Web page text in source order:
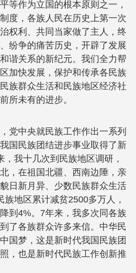
等作为立国的根本原则之一，
度，各族人民在历史上第一次
权利、共同当家做了主人，终
纷争的痛苦历史，开辟了发展
谐关系的新纪元。我们全力帮
加快发展，保护和传承各民族
族群众生活和民族地区经济社
所未有的进步。
党中央就民族工作作出一系列
国民族团结进步事业取得了新
我十几次到民族地区调研，
，在祖国北疆、西南边陲，亲
日新月异、少数民族群众生活
地区累计减贫2500多万人，
到4%。7年来，我多次同各族
了各族群众许多来信。中华民
国梦，这是新时代我国民族团
，也是新时代民族工作创新推